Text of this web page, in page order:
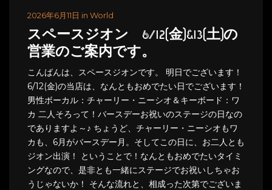
2026年6月11日 in World
スペースジオン 6/12(金)&13(土)の
営業のご案内です。
こんばんは、スペースジオンです。 明日でございます！
6/12(金)の当店は、なんともおめでたい日でございます！
男性ボーカル：チャーリー・ニーシオ＆キーボード：ワ
カ 二人そろって！バースデーお祝いのステージの日なの
でありますよ～♪ ちょうど、チャーリー・ニーシオもワ
カも、6月がバースデー月。そしてこの日に、お二人とも
ジオン出演！ ということで！なんともおめでたいタイミ
ングなので、是非とも一緒にステージでお祝いしちゃお
うじゃないか！ そんな流れと、相成った次第でございま